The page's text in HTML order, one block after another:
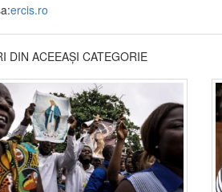
ercis.ro
DIN ACEEAȘI CATEGORIE